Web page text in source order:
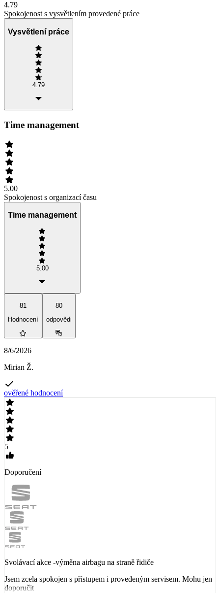
4.79
Spokojenost s vysvětlením provedené práce
Vysvětlení práce
4.79
Time management
5.00
Spokojenost s organizací času
Time management
5.00
81
Hodnocení
80
odpovědi
8/6/2026
Mirian Ž.
ověřené hodnocení
5
Doporučení
Svolávací akce -výměna airbagu na straně řidiče
Jsem zcela spokojen s přístupem i provedeným servisem. Mohu jen
doporučit